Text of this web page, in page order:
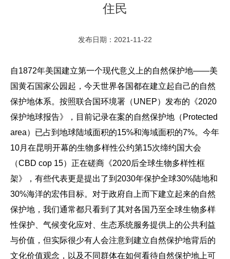
住民
发布日期：2021-11-22
自1872年美国建立第一个现代意义上的自然保护地——美
国黄石国家公园起，今天世界各国都在建立起自己的自然
保护地体系。按照联合国环境署（UNEP）发布的《2020
保护地球报告》，目前记录在案的自然保护地（Protected
area）已占到地球陆域面积的15%和海域面积的7%。今年
10月在昆明开幕的生物多样性公约第15次缔约国大会
（CBD cop 15）正在磋商《2020后全球生物多样性框
架》，有些代表更是提出了到2030年保护全球30%陆地和
30%海洋的宏伟目标。对于政府自上而下建立起来的自然
保护地，我们通常都只看到了其对各国乃至全球生物多样
性保护、气候变化应对、生态系统服务提供上的公共利益
与价值，但实际很少有人会注意到建立自然保护地背后的
文化价值观念，以及不同群体在如何看待自然保护地上可